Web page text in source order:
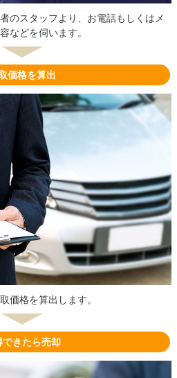
のスタッフより、お電話もしくはメ
などを伺います。
価格を算出
価格を算出します。
できたら売却